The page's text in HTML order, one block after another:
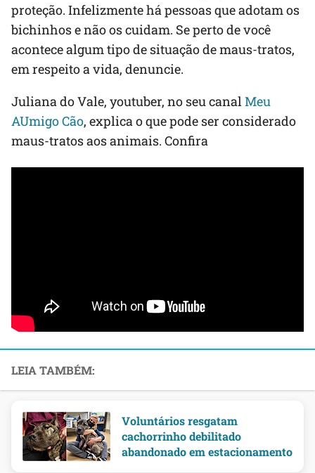
proteção. Infelizmente há pessoas que adotam os
bichinhos e não os cuidam. Se perto de você
acontece algum tipo de situação de maus-tratos,
em respeito a vida, denuncie.
Juliana do Vale, youtuber, no seu canalMeu
AUmigo Cão, explica o que pode ser considerado
maus-tratos aos animais. Confira
Voluntários resgatam
cachorrinho debilitado
abandonado em estacionamento